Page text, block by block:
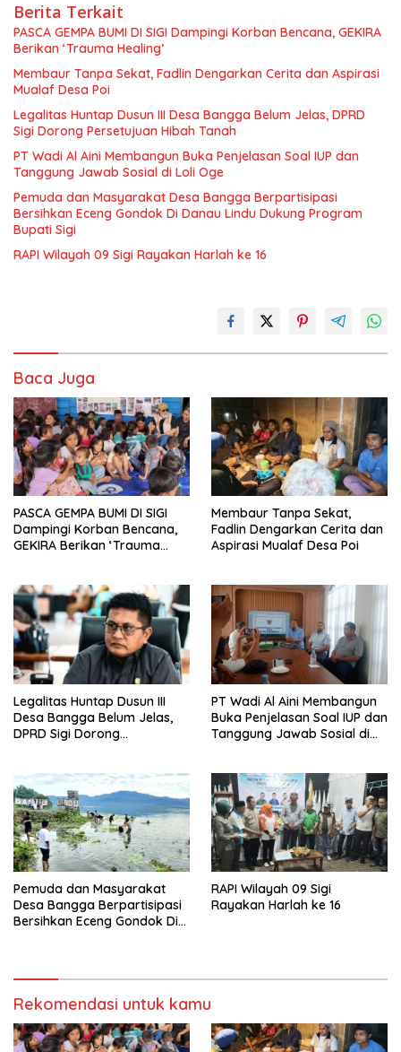
Berita Terkait
PASCA GEMPA BUMI DI SIGI Dampingi Korban Bencana, GEKIRA
Berikan ‘Trauma Healing’
Membaur Tanpa Sekat, Fadlin Dengarkan Cerita dan Aspirasi
Mualaf Desa Poi
Legalitas Huntap Dusun III Desa Bangga Belum Jelas, DPRD
Sigi Dorong Persetujuan Hibah Tanah
PT Wadi Al Aini Membangun Buka Penjelasan Soal IUP dan
Tanggung Jawab Sosial di Loli Oge
Pemuda dan Masyarakat Desa Bangga Berpartisipasi
Bersihkan Eceng Gondok Di Danau Lindu Dukung Program
Bupati Sigi
RAPI Wilayah 09 Sigi Rayakan Harlah ke 16
Baca Juga
PASCA GEMPA BUMI DI SIGI
Dampingi Korban Bencana,
GEKIRA Berikan ‘Trauma
Membaur Tanpa Sekat,
Fadlin Dengarkan Cerita dan
Aspirasi Mualaf Desa Poi
Legalitas Huntap Dusun III
Desa Bangga Belum Jelas,
DPRD Sigi Dorong
PT Wadi Al Aini Membangun
Buka Penjelasan Soal IUP dan
Tanggung Jawab Sosial di
Pemuda dan Masyarakat
Desa Bangga Berpartisipasi
Bersihkan Eceng Gondok Di
RAPI Wilayah 09 Sigi
Rayakan Harlah ke 16
Rekomendasi untuk kamu